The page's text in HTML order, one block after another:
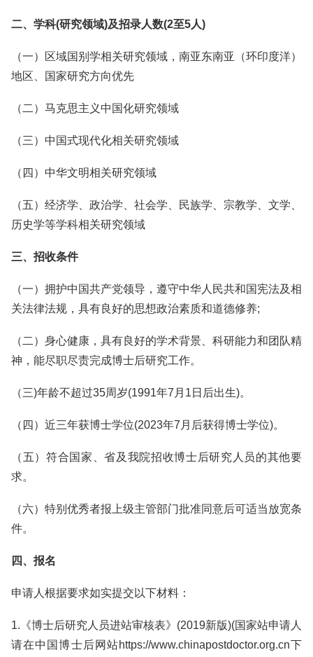
二、学科(研究领域)及招录人数(2至5人)
（一）区域国别学相关研究领域，南亚东南亚（环印度洋）
地区、国家研究方向优先
（二）马克思主义中国化研究领域
（三）中国式现代化相关研究领域
（四）中华文明相关研究领域
（五）经济学、政治学、社会学、民族学、宗教学、文学、
历史学等学科相关研究领域
三、招收条件
（一）拥护中国共产党领导，遵守中华人民共和国宪法及相
关法律法规，具有良好的思想政治素质和道德修养;
（二）身心健康，具有良好的学术背景、科研能力和团队精
神，能尽职尽责完成博士后研究工作。
（三)年龄不超过35周岁(1991年7月1日后出生)。
（四）近三年获博士学位(2023年7月后获得博士学位)。
（五）符合国家、省及我院招收博士后研究人员的其他要
求。
（六）特别优秀者报上级主管部门批准同意后可适当放宽条
件。
四、报名
申请人根据要求如实提交以下材料：
1.《博士后研究人员进站审核表》(2019新版)(国家站申请人
请在中国博士后网站https://www.chinapostdoctor.org.cn下